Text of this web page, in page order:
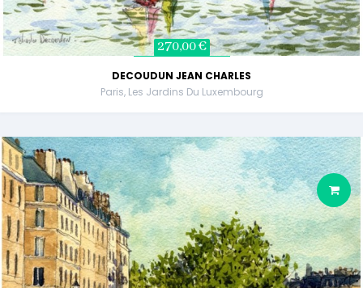
270,00 €
DECOUDUN JEAN CHARLES
Paris, Les Jardins Du Luxembourg